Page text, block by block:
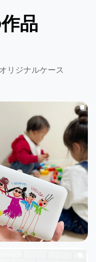
品
リジナルケース